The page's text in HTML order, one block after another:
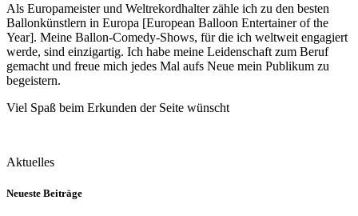
Als Europameister und Weltrekordhalter zähle ich zu den besten
Ballonkünstlern in Europa [European Balloon Entertainer of the
Year]. Meine Ballon-Comedy-Shows, für die ich weltweit engagiert
werde, sind einzigartig. Ich habe meine Leidenschaft zum Beruf
gemacht und freue mich jedes Mal aufs Neue mein Publikum zu
begeistern.
Viel Spaß beim Erkunden der Seite wünscht
Aktuelles
Neueste Beiträge